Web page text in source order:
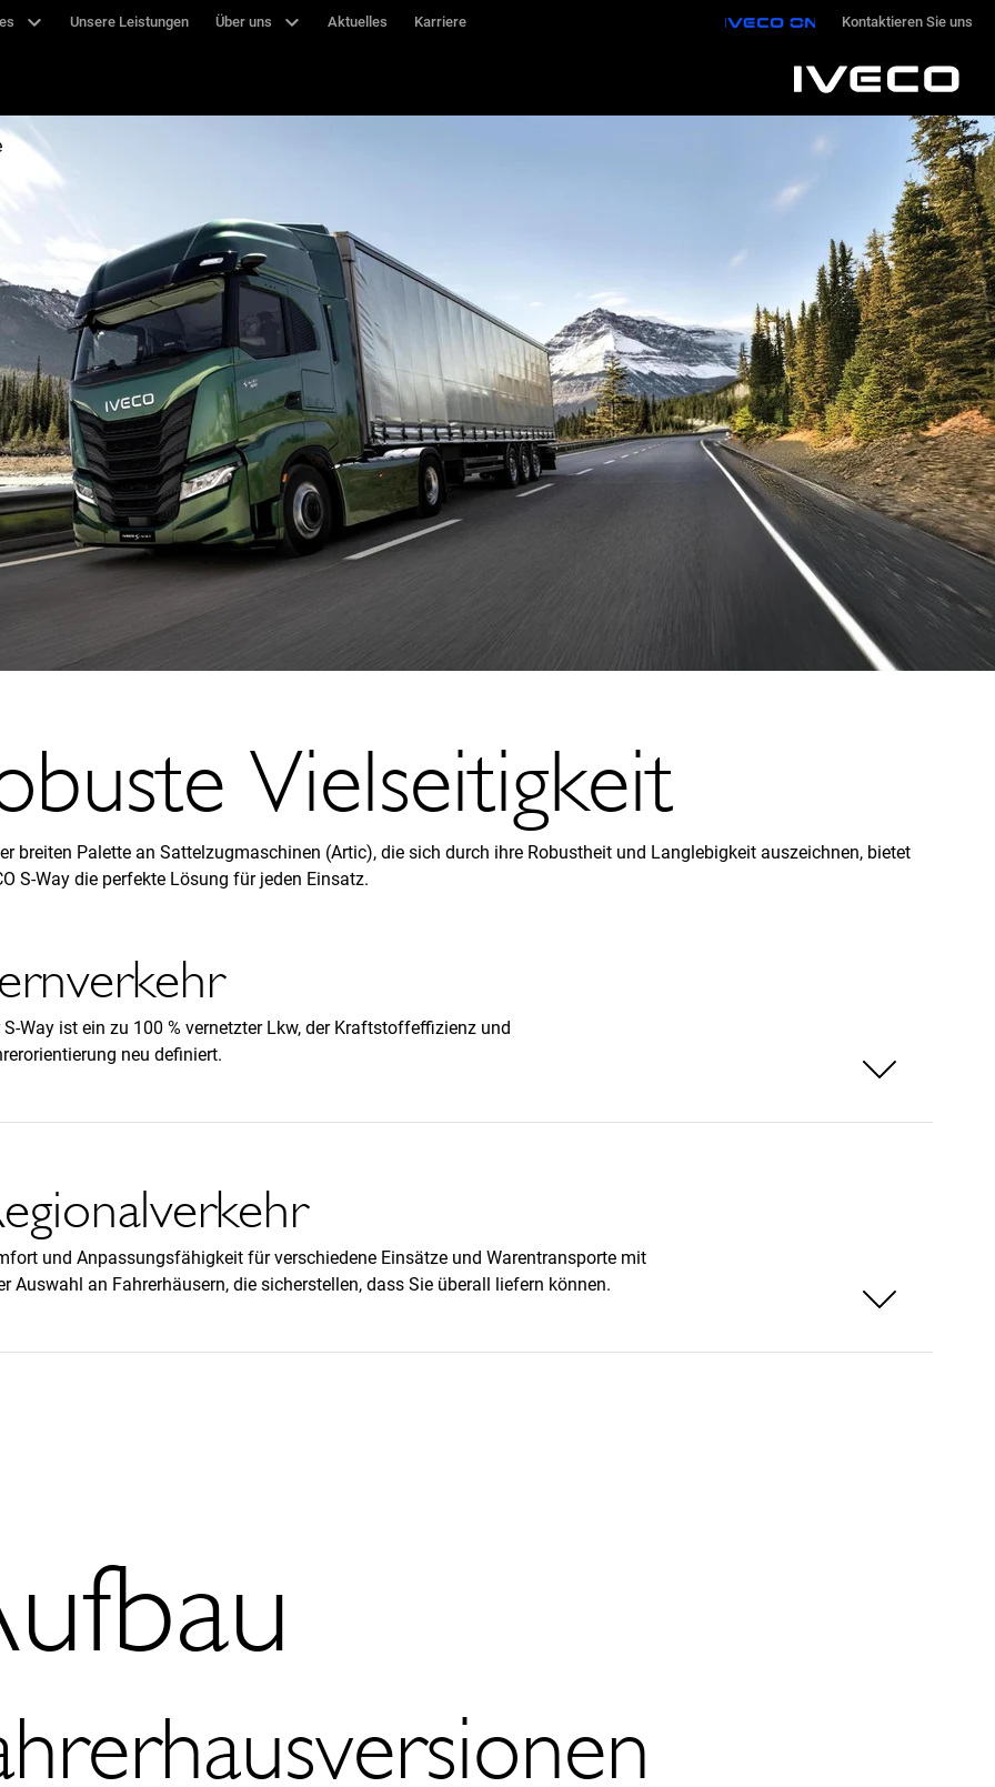
Unsere Leistungen Über uns Aktuelles Karriere IVECO ON Kontaktieren Sie uns
Vielseitigkeit
breiten Palette an Sattelzugmaschinen (Artic), die sich durch ihre Robustheit und Langlebigkeit auszeichnen, bietet
S-Way die perfekte Lösung für jeden Einsatz.
S-Way ist ein zu 100 % vernetzter Lkw, der Kraftstoffeffizienz und
neu definiert.
Weniger anzeigen
und Anpassungsfähigkeit für verschiedene Einsätze und Warentransporte mit
Auswahl an Fahrerhäusern, die sicherstellen, dass Sie überall liefern können.
Weniger anzeigen